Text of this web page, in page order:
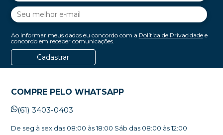
Ao informar meus dados eu concordo com a Política de Privacidadee
concordo em receber comunicações.
Cadastrar
COMPRE PELO WHATSAPP
(61) 3403-0403
De seg à sex das 08:00 às 18:00 Sáb das 08:00 às 12:00